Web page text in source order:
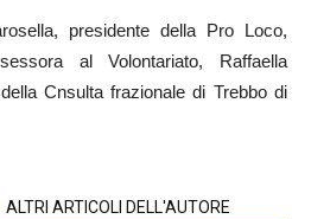
presidente della Pro Loco,
al Volontariato, Raffaella
Cnsulta frazionale di Trebbo di
ALTRI ARTICOLI DELL'AUTORE